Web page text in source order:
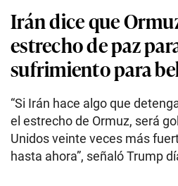
Irán dice que
estrecho de paz
sufrimiento para
“Si Irán hace algo que
el estrecho de Ormuz, será
Unidos veinte veces más
hasta ahora”, señaló Trump